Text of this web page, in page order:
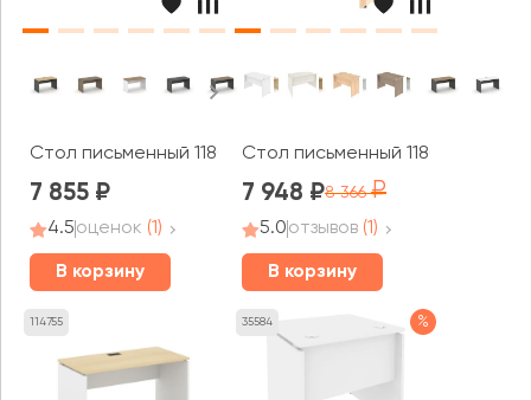
Стол письменный 1180x600x750 Стайл Проджект /
7 855
4.5оценок (1)
В корзину
Стол письменный
7 948 8 366
5.0отзывов (1)
В корзину
114755 35584 %